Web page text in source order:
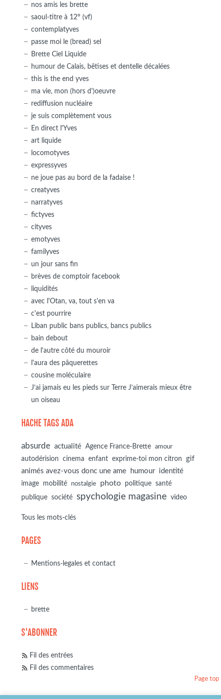
nos amis les brette
saoul-titre à 12° (vf)
contemplatyves
passe moi le (bread) sel
Brette Ciel Liquide
humour de Calais, bêtises et dentelle décalées
this is the end yves
ma vie, mon (hors d')oeuvre
rediffusion nucléaire
je suis complètement vous
En direct l'Yves
art liquide
locomotyves
expressyves
ne joue pas au bord de la fadaise !
creatyves
narratyves
fictyves
cityves
emotyves
familyves
un jour sans fin
brèves de comptoir facebook
liquidités
avec l'Otan, va, tout s'en va
c'est pourrire
Liban public bans publics, bancs publics
bain debout
de l'autre côté du mouroir
l'aura des pâquerettes
cousine moléculaire
J’ai jamais eu les pieds sur Terre J’aimerais mieux être
un oiseau
HACHE TAGS ADA
absurde actualité Agence France-Brette amour
autodérision cinema enfant exprime-toi mon citron
gif
animés avez-vous donc une ame
humour identité
image mobilité nostalgie photo politique
santé
publique
société spychologie magasine video
Tous les mots-clés
PAGES
Mentions-legales et contact
LIENS
brette
S'ABONNER
Fil des entrées
Fil des commentaires
Page top